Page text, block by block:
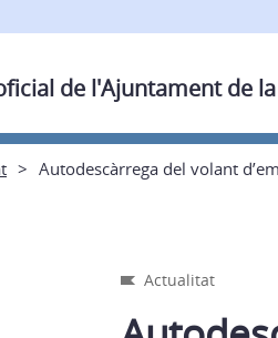
de l'Ajuntament de
Autodescàrrega del volant
Actualitat